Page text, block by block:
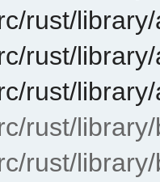
rust/
rust/
rust/
rust/
rust/